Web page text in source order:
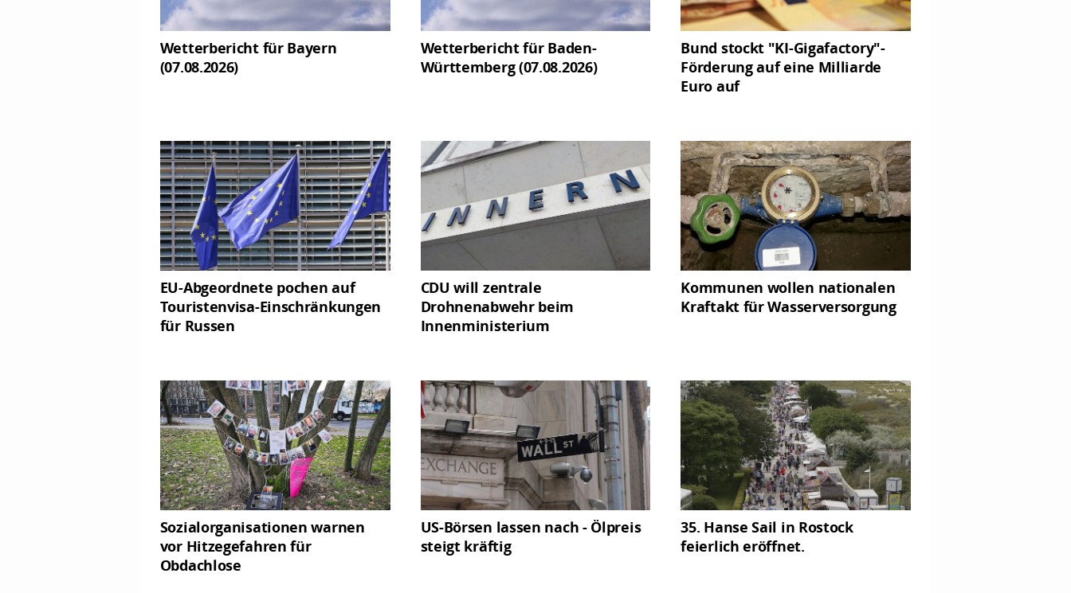
Wetterbericht für Bayern
(07.08.2026)
Wetterbericht für Baden-
Württemberg (07.08.2026)
Bund stockt "KI-Gigafactory"-
Förderung auf eine Milliarde
Euro auf
EU-Abgeordnete pochen auf
Touristenvisa-Einschränkungen
für Russen
CDU will zentrale
Drohnenabwehr beim
Innenministerium
Kommunen wollen nationalen
Kraftakt für Wasserversorgung
Sozialorganisationen warnen
vor Hitzegefahren für
Obdachlose
US-Börsen lassen nach - Ölpreis
steigt kräftig
35. Hanse Sail in Rostock
feierlich eröffnet.